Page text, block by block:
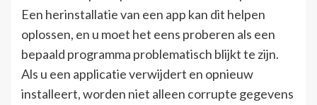
Een herinstallatie van een app kan dit helpen
oplossen, en u moet het eens proberen als een
bepaald programma problematisch blijkt te zijn.
Als u een applicatie verwijdert en opnieuw
installeert, worden niet alleen corrupte gegevens